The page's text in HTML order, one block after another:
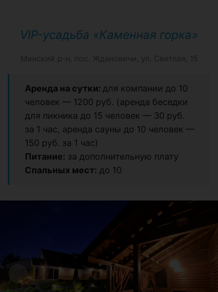
VIP-усадьба «Каменная горка»
Минский р-н, пос. Ждановичи, ул. Светлая, 15
Аренда на сутки: для компании до 10
человек — 1200 руб. (аренда беседки
для пикника до 15 человек — 30 руб.
за 1 час, аренда сауны до 10 человек —
150 руб. за 1 час)
Питание: за дополнительную плату
Спальных мест: до 10